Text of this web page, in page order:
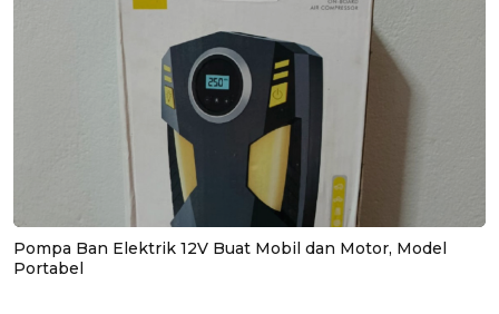
Pompa Ban Elektrik 12V Buat Mobil dan Motor, Model
Portabel